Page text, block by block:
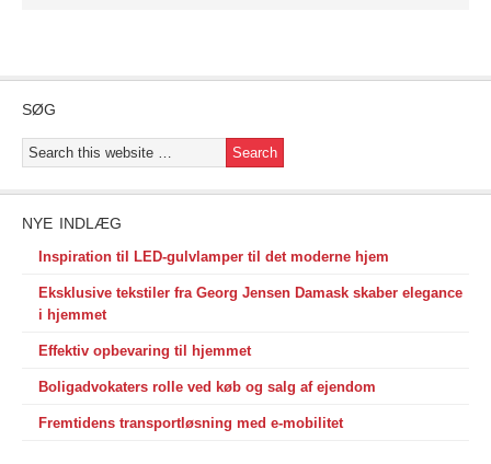
SØG
NYE INDLÆG
Inspiration til LED-gulvlamper til det moderne hjem
Eksklusive tekstiler fra Georg Jensen Damask skaber elegance
i hjemmet
Effektiv opbevaring til hjemmet
Boligadvokaters rolle ved køb og salg af ejendom
Fremtidens transportløsning med e-mobilitet